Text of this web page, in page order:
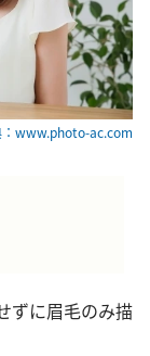
：www.photo-ac.com
ずに眉毛のみ描